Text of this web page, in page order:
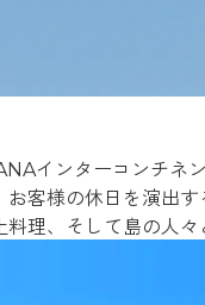
インターコンチ
客様の休日を演出
理、そして島の人